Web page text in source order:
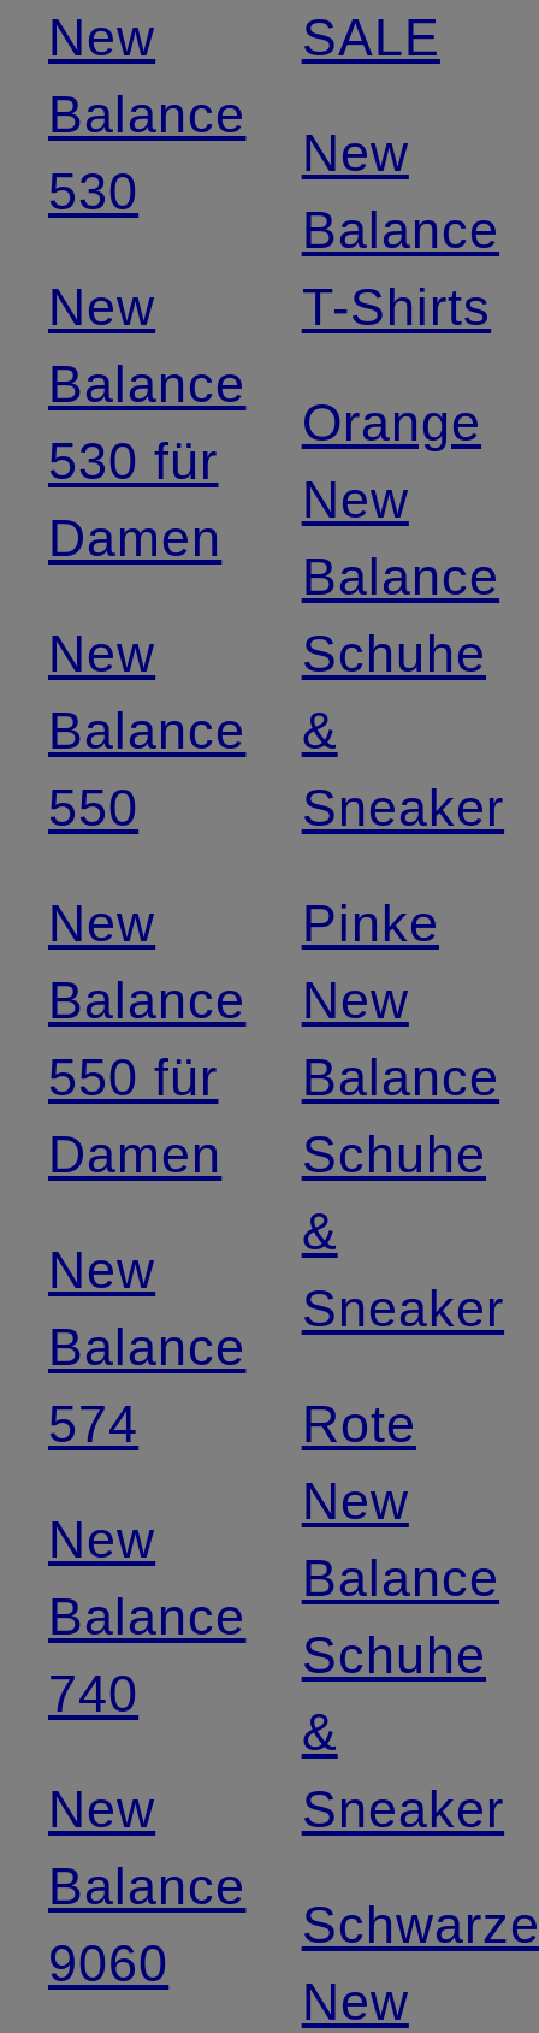
New
Balance
530
New
Balance
530 für
Damen
New
Balance
550
New
Balance
550 für
Damen
New
Balance
574
New
Balance
740
New
Balance
9060
SALE
New
Balance
T-Shirts
Orange
New
Balance
Schuhe
&
Sneaker
Pinke
New
Balance
Schuhe
&
Sneaker
Rote
New
Balance
Schuhe
&
Sneaker
New